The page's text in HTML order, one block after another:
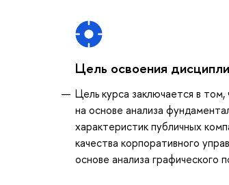
Цель освоения
Цель курса заключается в
на основе анализа
характеристик публичных
качества корпоративного
основе анализа графического